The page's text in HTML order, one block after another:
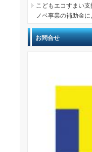
こどもエコすまい
ノベ事業の補助金に
お問合せ